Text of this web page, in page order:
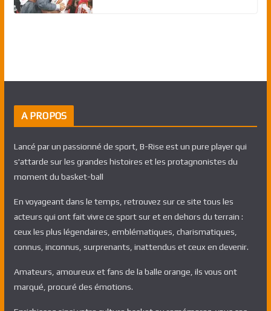
A PROPOS
Lancé par un passionné de sport, B-Rise est un pure player qui
s'attarde sur les grandes histoires et les protagnonistes du
moment du basket-ball
En voyageant dans le temps, retrouvez sur ce site tous les
acteurs qui ont fait vivre ce sport sur et en dehors du terrain :
ceux les plus légendaires, emblématiques, charismatiques,
connus, inconnus, surprenants, inattendus et ceux en devenir.
Amateurs, amoureux et fans de la balle orange, ils vous ont
marqué, procuré des émotions.